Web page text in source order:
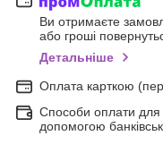
Ви отримаєте
або гроші
Детальніше
Оплата карткою
Способи оплати для
допомогою